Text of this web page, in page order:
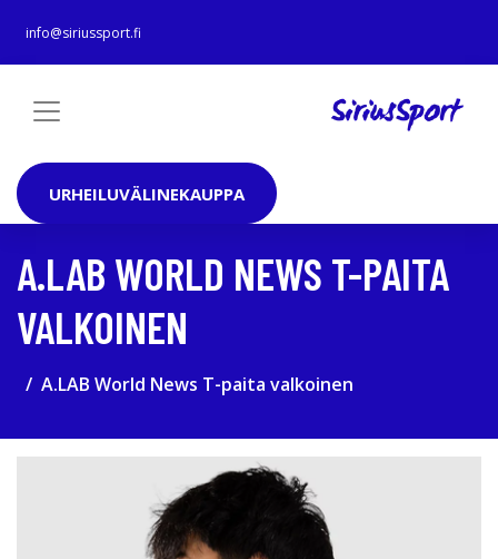
info@siriussport.fi
URHEILUVÄLINEKAUPPA
A.LAB WORLD NEWS T-PAITA
VALKOINEN
A.LAB World News T-paita valkoinen